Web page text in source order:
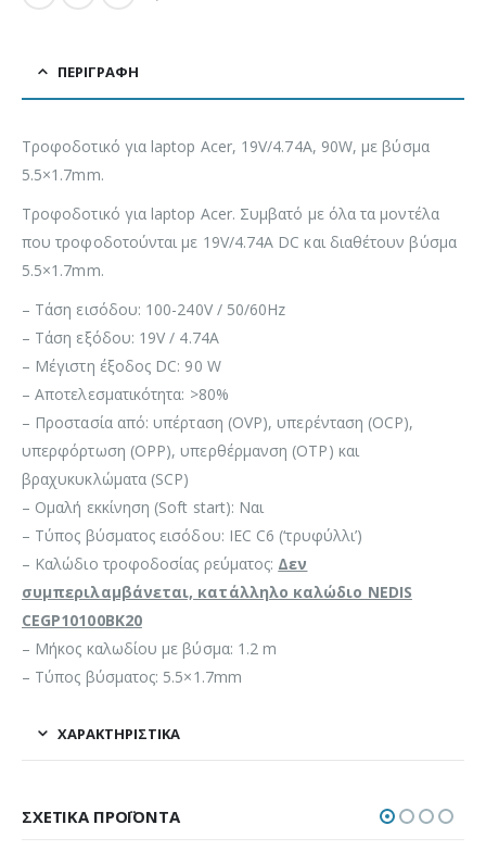
ΠΕΡΙΓΡΑΦΉ
Τροφοδοτικό για laptop Acer, 19V/4.74A, 90W, με βύσμα
5.5×1.7mm.
Τροφοδοτικό για laptop Acer. Συμβατό με όλα τα μοντέλα
που τροφοδοτούνται με 19V/4.74A DC και διαθέτουν βύσμα
5.5×1.7mm.
– Τάση εισόδου: 100-240V / 50/60Hz
– Τάση εξόδου: 19V / 4.74A
– Μέγιστη έξοδος DC: 90 W
– Αποτελεσματικότητα: >80%
– Προστασία από: υπέρταση (OVP), υπερένταση (OCP),
υπερφόρτωση (OPP), υπερθέρμανση (OTP) και
βραχυκυκλώματα (SCP)
– Ομαλή εκκίνηση (Soft start): Ναι
– Τύπος βύσματος εισόδου: IEC C6 (‘τρυφύλλι’)
– Καλώδιο τροφοδοσίας ρεύματος: Δεν
συμπεριλαμβάνεται, κατάλληλο καλώδιο NEDIS
CEGP10100BK20
– Μήκος καλωδίου με βύσμα: 1.2 m
– Τύπος βύσματος: 5.5×1.7mm
ΧΑΡΑΚΤΗΡΙΣΤΙΚΆ
ΣΧΕΤΙΚΆ ΠΡΟΪΌΝΤΑ